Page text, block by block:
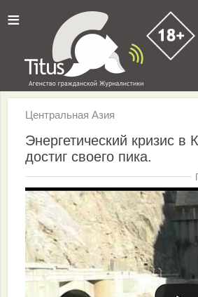
≡
Центральная Азия
Энергетический кризис в
достиг своего пика.